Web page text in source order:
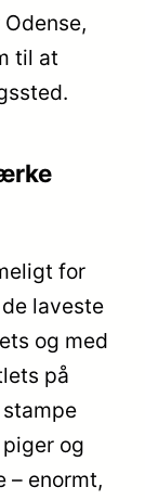
til at
for
laveste
og med
på
og
– enormt,